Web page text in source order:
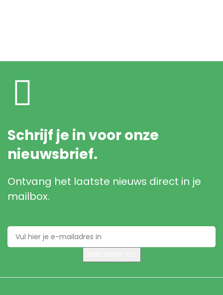
Schrijf je in voor onze
nieuwsbrief.
Ontvang het laatste nieuws direct in je
mailbox.